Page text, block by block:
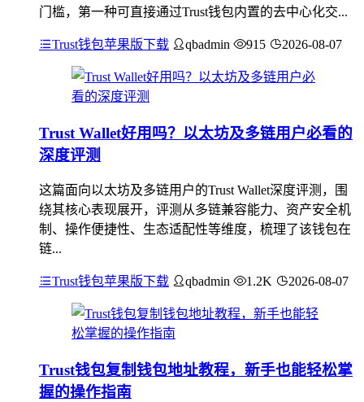
门槛，第一种可直接通过Trust钱包内置的去中心化交...
Trust钱包苹果版下载 qbadmin 915 2026-08-07
Trust Wallet好用吗？以太坊及多链用户必看的
深度评测
这篇面向以太坊及多链用户的Trust Wallet深度评测，围
绕其核心表现展开，评测从多链兼容能力、资产安全机
制、操作便捷性、生态适配性等维度，梳理了该钱包在
链...
Trust钱包苹果版下载 qbadmin 1.2K 2026-08-07
Trust钱包复制钱包地址教程，新手也能轻松掌
握的操作指南